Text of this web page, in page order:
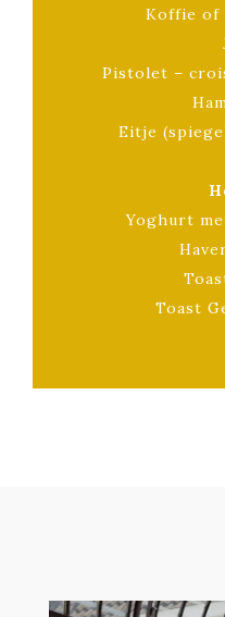
Koffie of
Pistolet –
Eitje
Yoghurt
Toast